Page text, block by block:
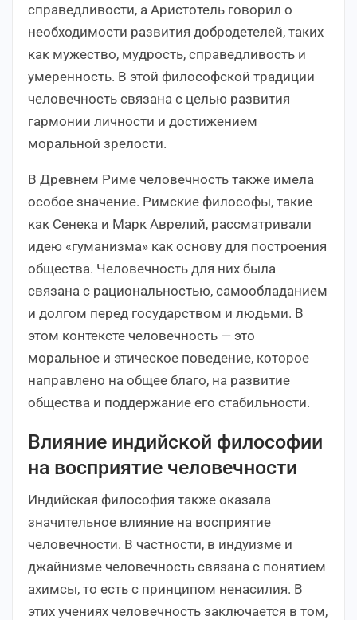
справедливости, а Аристотель говорил о
необходимости развития добродетелей, таких
как мужество, мудрость, справедливость и
умеренность. В этой философской традиции
человечность связана с целью развития
гармонии личности и достижением
моральной зрелости.
В Древнем Риме человечность также имела
особое значение. Римские философы, такие
как Сенека и Марк Аврелий, рассматривали
идею «гуманизма» как основу для построения
общества. Человечность для них была
связана с рациональностью, самообладанием
и долгом перед государством и людьми. В
этом контексте человечность — это
моральное и этическое поведение, которое
направлено на общее благо, на развитие
общества и поддержание его стабильности.
Влияние индийской философии
на восприятие человечности
Индийская философия также оказала
значительное влияние на восприятие
человечности. В частности, в индуизме и
джайнизме человечность связана с понятием
ахимсы, то есть с принципом ненасилия. В
этих учениях человечность заключается в том,